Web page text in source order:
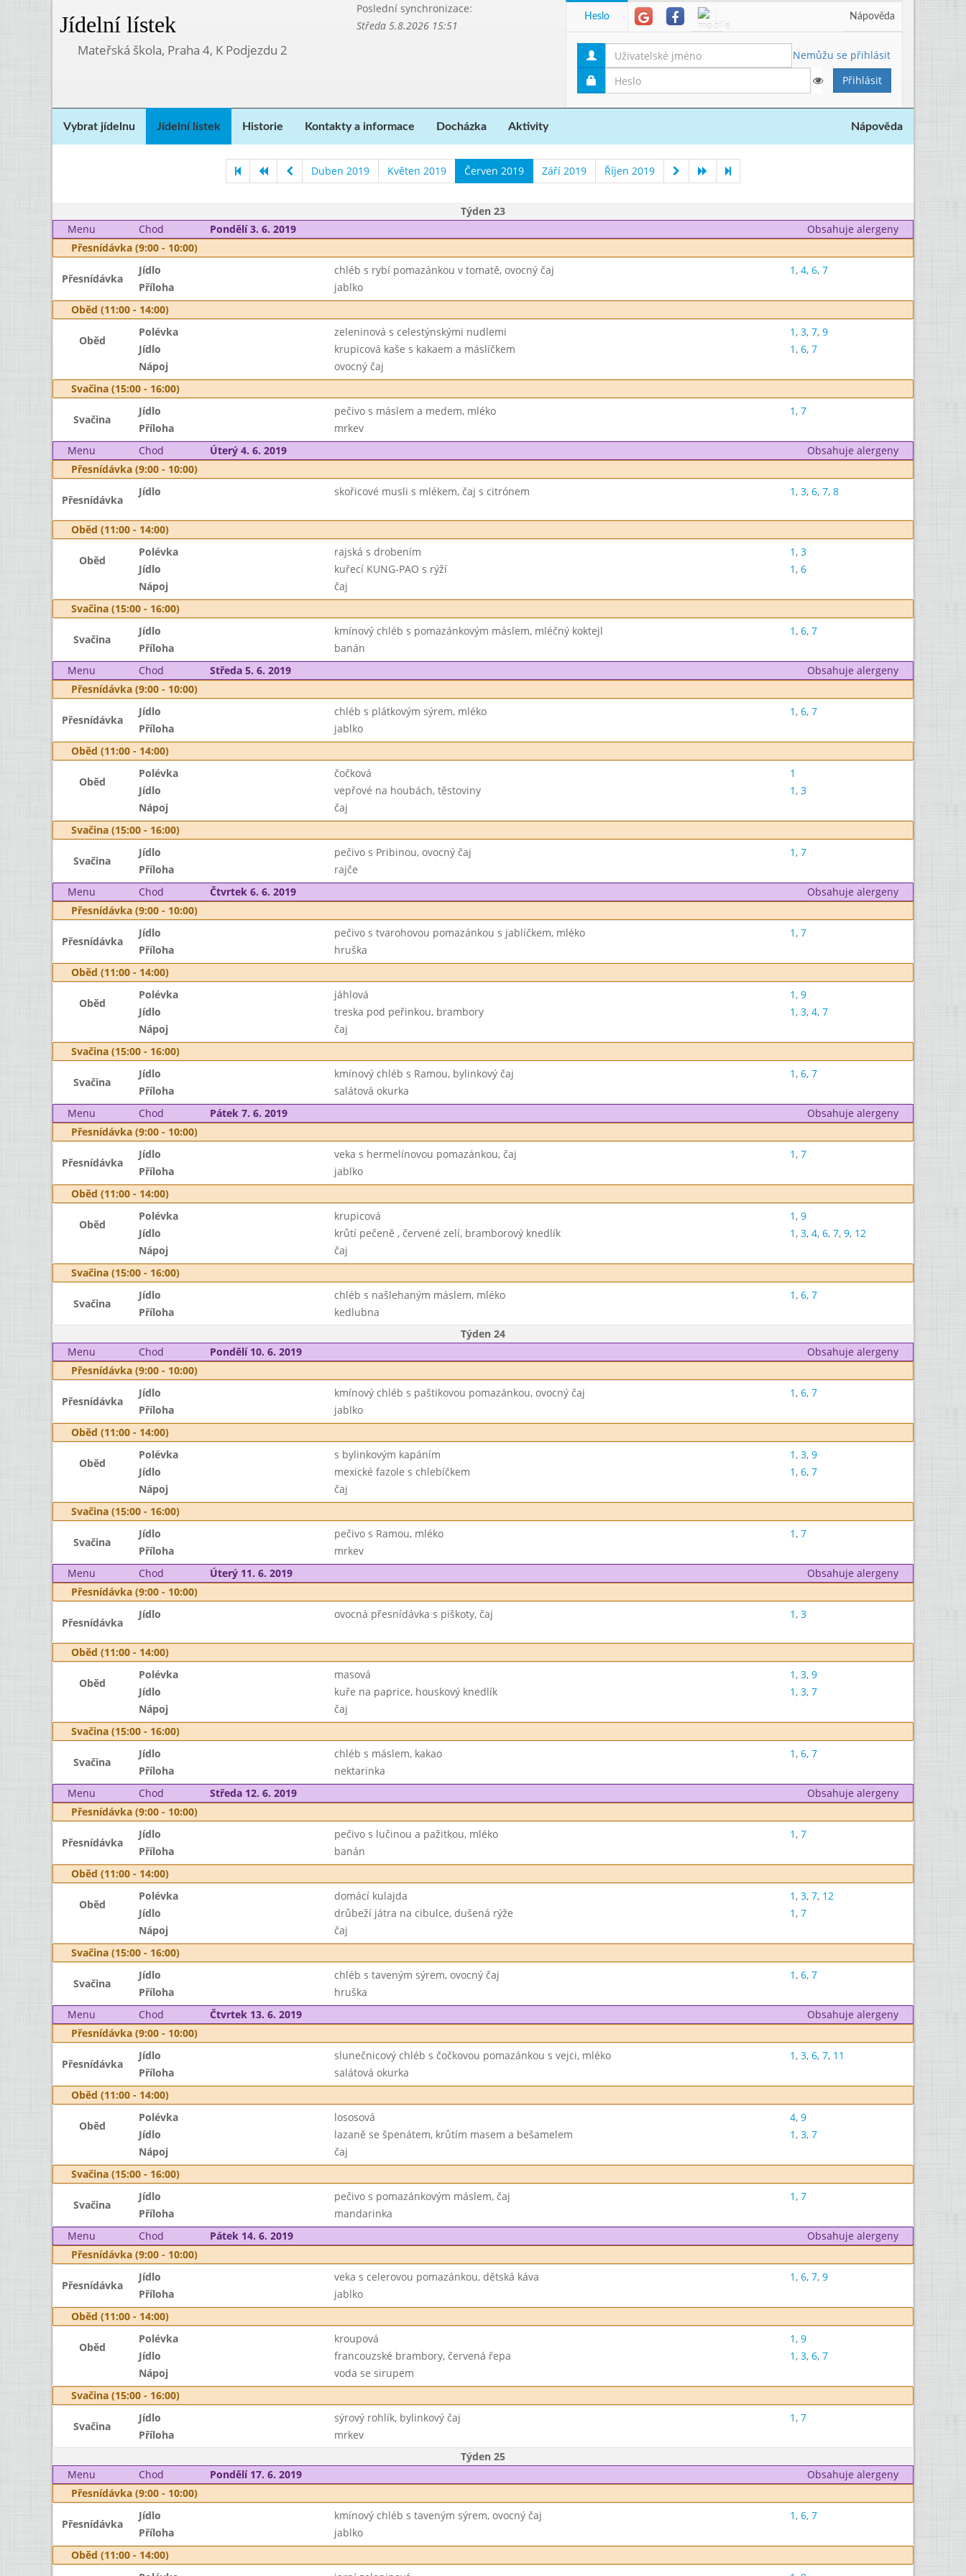
Jídelní lístek
Poslední synchronizace:
Středa 5.8.2026 15:51
Mateřská škola, Praha 4, K Podjezdu 2
Heslo Nápověda
Nemůžu se přihlásit
Vybrat jídelnu Jídelní lístek Historie Kontakty a informace Docházka Aktivity Nápověda
Duben 2019 Květen 2019 Červen 2019 Září 2019 Říjen 2019
Týden 23
Menu
Chod Pondělí 3. 6. 2019
Obsahuje alergeny
Přesnídávka (9:00 - 10:00)
Přesnídávka
Jídlo chléb s rybí pomazánkou v tomatě, ovocný čaj 1, 4, 6, 7
Příloha
jablko
Oběd (11:00 - 14:00)
Oběd
Polévka zeleninová s celestýnskými nudlemi 1, 3, 7, 9
Jídlo
krupicová kaše s kakaem a máslíčkem 1, 6, 7
Nápoj
ovocný čaj
Svačina (15:00 - 16:00)
Svačina
Jídlo pečivo s máslem a medem, mléko 1, 7
Příloha
mrkev
Menu
Chod Úterý 4. 6. 2019
Obsahuje alergeny
Přesnídávka (9:00 - 10:00)
Přesnídávka
Jídlo skořicové musli s mlékem, čaj s citrónem 1, 3, 6, 7, 8
Oběd (11:00 - 14:00)
Oběd
Polévka rajská s drobením 1, 3
Jídlo
kuřecí KUNG-PAO s rýží 1, 6
Nápoj
čaj
Svačina (15:00 - 16:00)
Svačina
Jídlo kmínový chléb s pomazánkovým máslem, mléčný koktejl 1, 6, 7
Příloha
banán
Menu
Chod Středa 5. 6. 2019
Obsahuje alergeny
Přesnídávka (9:00 - 10:00)
Přesnídávka
Jídlo chléb s plátkovým sýrem, mléko 1, 6, 7
Příloha
jablko
Oběd (11:00 - 14:00)
Oběd
Polévka čočková
1
Jídlo
vepřové na houbách, těstoviny 1, 3
Nápoj
čaj
Svačina (15:00 - 16:00)
Svačina
Jídlo pečivo s Pribinou, ovocný čaj 1, 7
Příloha
rajče
Menu
Chod Čtvrtek 6. 6. 2019
Obsahuje alergeny
Přesnídávka (9:00 - 10:00)
Přesnídávka
Jídlo pečivo s tvarohovou pomazánkou s jablíčkem, mléko 1, 7
Příloha
hruška
Oběd (11:00 - 14:00)
Oběd
Polévka jáhlová 1, 9
Jídlo
treska pod peřinkou, brambory 1, 3, 4, 7
Nápoj
čaj
Svačina (15:00 - 16:00)
Svačina
Jídlo kmínový chléb s Ramou, bylinkový čaj 1, 6, 7
Příloha
salátová okurka
Menu
Chod Pátek 7. 6. 2019
Obsahuje alergeny
Přesnídávka (9:00 - 10:00)
Přesnídávka
Jídlo veka s hermelínovou pomazánkou, čaj 1, 7
Příloha
jablko
Oběd (11:00 - 14:00)
Oběd
Polévka krupicová 1, 9
Jídlo
krůtí pečeně , červené zelí, bramborový knedlík 1, 3, 4, 6, 7, 9, 12
Nápoj
čaj
Svačina (15:00 - 16:00)
Svačina
Jídlo chléb s našlehaným máslem, mléko 1, 6, 7
Příloha
kedlubna
Týden 24
Menu
Chod Pondělí 10. 6. 2019
Obsahuje alergeny
Přesnídávka (9:00 - 10:00)
Přesnídávka
Jídlo kmínový chléb s paštikovou pomazánkou, ovocný čaj 1, 6, 7
Příloha
jablko
Oběd (11:00 - 14:00)
Oběd
Polévka s bylinkovým kapáním 1, 3, 9
Jídlo
mexické fazole s chlebíčkem 1, 6, 7
Nápoj
čaj
Svačina (15:00 - 16:00)
Svačina
Jídlo pečivo s Ramou, mléko 1, 7
Příloha
mrkev
Menu
Chod Úterý 11. 6. 2019
Obsahuje alergeny
Přesnídávka (9:00 - 10:00)
Přesnídávka
Jídlo ovocná přesnídávka s piškoty, čaj 1, 3
Oběd (11:00 - 14:00)
Oběd
Polévka masová 1, 3, 9
Jídlo
kuře na paprice, houskový knedlík 1, 3, 7
Nápoj
čaj
Svačina (15:00 - 16:00)
Svačina
Jídlo chléb s máslem, kakao 1, 6, 7
Příloha
nektarinka
Menu
Chod Středa 12. 6. 2019
Obsahuje alergeny
Přesnídávka (9:00 - 10:00)
Přesnídávka
Jídlo pečivo s lučinou a pažitkou, mléko 1, 7
Příloha
banán
Oběd (11:00 - 14:00)
Oběd
Polévka domácí kulajda 1, 3, 7, 12
Jídlo
drůbeží játra na cibulce, dušená rýže 1, 7
Nápoj
čaj
Svačina (15:00 - 16:00)
Svačina
Jídlo chléb s taveným sýrem, ovocný čaj 1, 6, 7
Příloha
hruška
Menu
Chod Čtvrtek 13. 6. 2019
Obsahuje alergeny
Přesnídávka (9:00 - 10:00)
Přesnídávka
Jídlo slunečnicový chléb s čočkovou pomazánkou s vejci, mléko 1, 3, 6, 7, 11
Příloha
salátová okurka
Oběd (11:00 - 14:00)
Oběd
Polévka lososová 4, 9
Jídlo
lazaně se špenátem, krůtím masem a bešamelem 1, 3, 7
Nápoj
čaj
Svačina (15:00 - 16:00)
Svačina
Jídlo pečivo s pomazánkovým máslem, čaj 1, 7
Příloha
mandarinka
Menu
Chod Pátek 14. 6. 2019
Obsahuje alergeny
Přesnídávka (9:00 - 10:00)
Přesnídávka
Jídlo veka s celerovou pomazánkou, dětská káva 1, 6, 7, 9
Příloha
jablko
Oběd (11:00 - 14:00)
Oběd
Polévka kroupová 1, 9
Jídlo
francouzské brambory, červená řepa 1, 3, 6, 7
Nápoj
voda se sirupem
Svačina (15:00 - 16:00)
Svačina
Jídlo sýrový rohlík, bylinkový čaj 1, 7
Příloha
mrkev
Týden 25
Menu
Chod Pondělí 17. 6. 2019
Obsahuje alergeny
Přesnídávka (9:00 - 10:00)
Přesnídávka
Jídlo kmínový chléb s taveným sýrem, ovocný čaj 1, 6, 7
Příloha
jablko
Oběd (11:00 - 14:00)